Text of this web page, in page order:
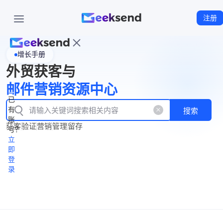
注册
页
WhatsApp
企业号
New
产
品
功
能
产
品
价
格
资
源
中
心
立
即
注
册
已
有
账
号？
立
即
登
录
增长手册
外贸获客与
邮件营销资源中心
搜索
获客验证营销管理留存